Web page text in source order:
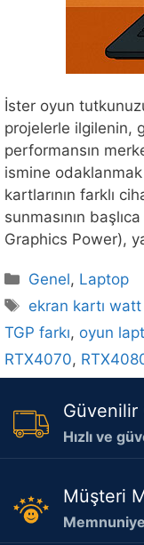
İster oyun
projelerle ilgilenin,
performansın
ismine odaklanmak
kartlarının farklı
sunmasının
Graphics Power),
Kategoriler
Genel, Laptop
Etiketler
ekran kartı
TGP farkı, oyun
RTX4070,
Güvenilir
Hızlı ve
Müşteri